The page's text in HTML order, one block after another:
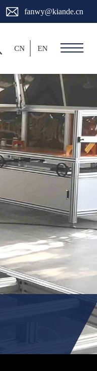
fanwy@kiande.cn
CN EN